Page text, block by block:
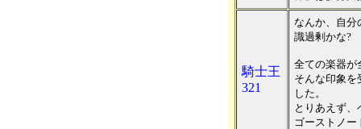
騎士王
321
なんか、自分
識過剰かな?
全ての楽器が
そんな印象を
した。
とりあえず
ゴーストノー